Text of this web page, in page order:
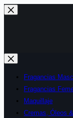
Saltar
Fragancias
Fragancias
Maquillaje
Cremas, Óleos